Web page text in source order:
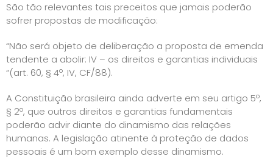
São tão relevantes tais preceitos que jamais poderão
sofrer propostas de modificação:
“Não será objeto de deliberação a proposta de emenda
tendente a abolir: IV – os direitos e garantias individuais
“(art. 60, § 4º, IV, CF/88).
A Constituição brasileira ainda adverte em seu artigo 5º,
§ 2º, que outros direitos e garantias fundamentais
poderão advir diante do dinamismo das relações
humanas. A legislação atinente à proteção de dados
pessoais é um bom exemplo desse dinamismo.